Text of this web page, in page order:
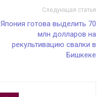
Следующая статья
Япония готова выделить 70
млн долларов на
рекультивацию свалки в
Бишкеке